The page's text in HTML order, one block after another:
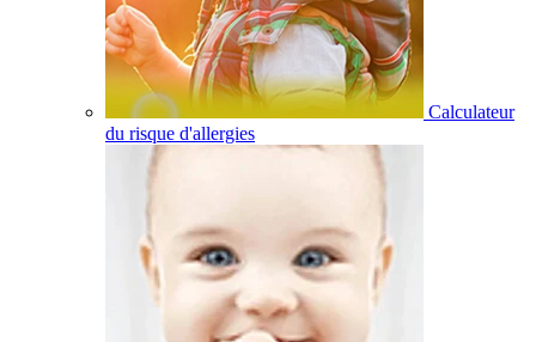
Calculateur
du risque d'allergies